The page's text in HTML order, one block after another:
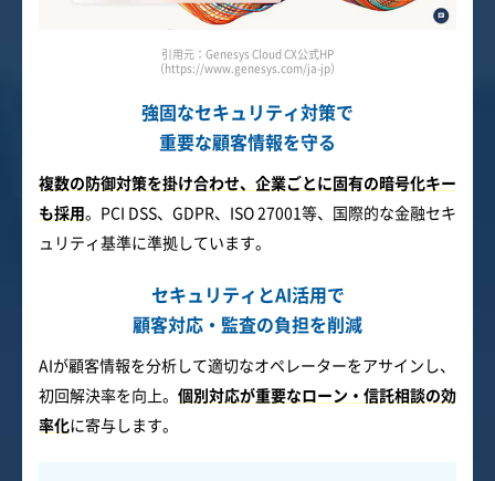
引用元：Genesys Cloud CX公式HP
（https://www.genesys.com/ja-jp）
強固なセキュリティ対策で
重要な顧客情報を守る
複数の防御対策を掛け合わせ、企業ごとに固有の暗号化キー
も採用。PCI DSS、GDPR、ISO 27001等、国際的な金融セキ
ュリティ基準に準拠しています。
セキュリティとAI活用で
顧客対応・監査の負担を削減
AIが顧客情報を分析して適切なオペレーターをアサインし、
初回解決率を向上。 個別対応が重要なローン・信託相談の効
率化に寄与します。